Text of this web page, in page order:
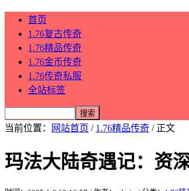
首页
1.76复古传奇
1.76精品传奇
1.76金币传奇
1.76传奇私服
全站标签
当前位置： 网站首页 / 1.76精品传奇 / 正文
玛法大陆奇遇记：资